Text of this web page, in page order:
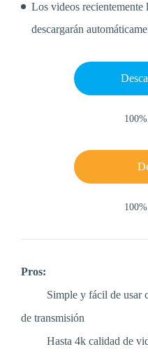
Los videos recientemente
descargarán
Pros:
Simple y fácil de usar
de transmisión
Hasta 4k calidad de